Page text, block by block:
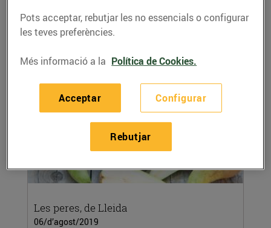
Avui us proposem un plat ideal per a grans i
petits: mongeta tendra a la carbonara. Per...
Les peres, de Lleida
06/d’agost/2019
Pots acceptar, rebutjar les no essencials o configurar
les teves preferències.
Més informació a la Política de Cookies.
Configurar
Rebutjar
Acceptar